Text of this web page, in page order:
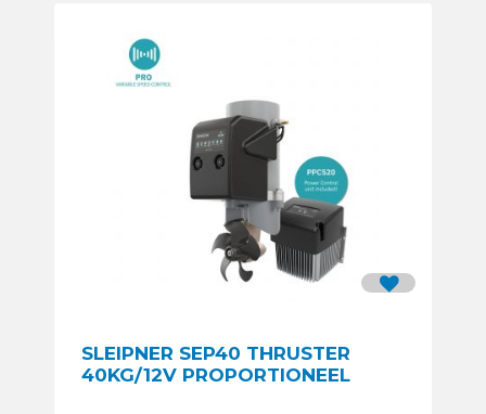
SLEIPNER SEP40 THRUSTER
40KG/12V PROPORTIONEEL